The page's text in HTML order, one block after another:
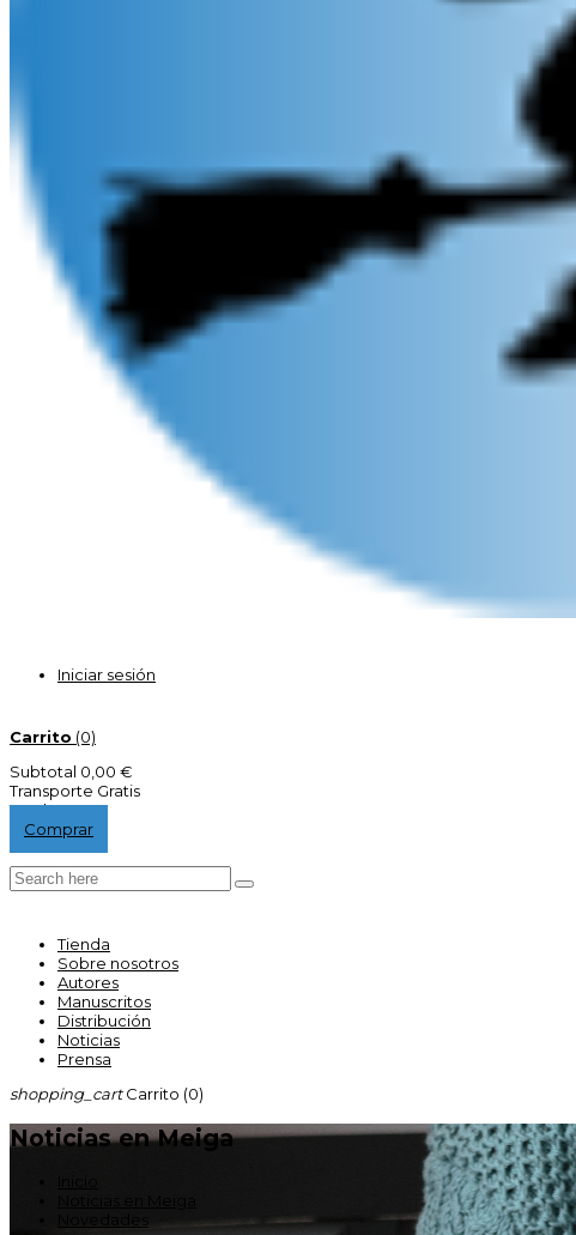
Iniciar sesión
Carrito (0)
Subtotal 0,00 €
Transporte Gratis
Total0,00 €
Comprar
Tienda
Sobre nosotros
Autores
Manuscritos
Distribución
Noticias
Prensa
shopping_cart Carrito (0)
Noticias en Meiga